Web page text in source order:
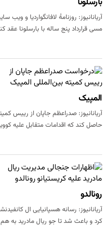
آریانانیوز: روزنامۀ لافانگواردیا و
مسی قرارداد پنج ساله با بارسلونا عقد
المپیک
آریانانیوز: صدراعظم جاپان از رییس
حاصل کند که اقدامات متقابل علیه
رونالدو
آریانانیوز: رسانه هسپانیایی ال
کرد و باعث شد تا جو ریال مادرید به هم